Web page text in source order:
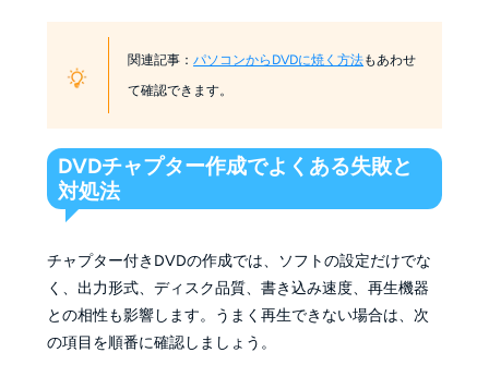
関連記事：パソコンからDVDに焼く方法もあわせ
て確認できます。
DVDチャプター作成でよくある失敗と
対処法
チャプター付きDVDの作成では、ソフトの設定だけでな
く、出力形式、ディスク品質、書き込み速度、再生機器
との相性も影響します。うまく再生できない場合は、次
の項目を順番に確認しましょう。